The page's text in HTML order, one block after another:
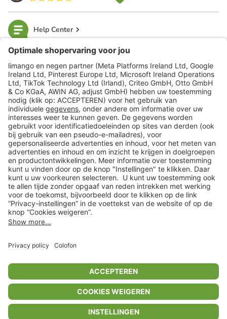
In winkelwagentje voor
Help Center
limango
Veilig winkelen
Klantenservice
Shop
Acties
limango.de limango.pl
** Alle prijsopgaven zijn inclusief belasting en exclusief verzendkosten
ᵃ Bij een minimale bestelwaarde van €15.